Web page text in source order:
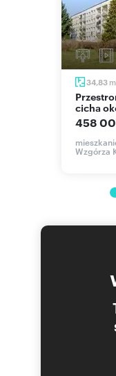
34,83 m
Przestronne 2 pokoje z loggią,
cicha
458
Wzgórza